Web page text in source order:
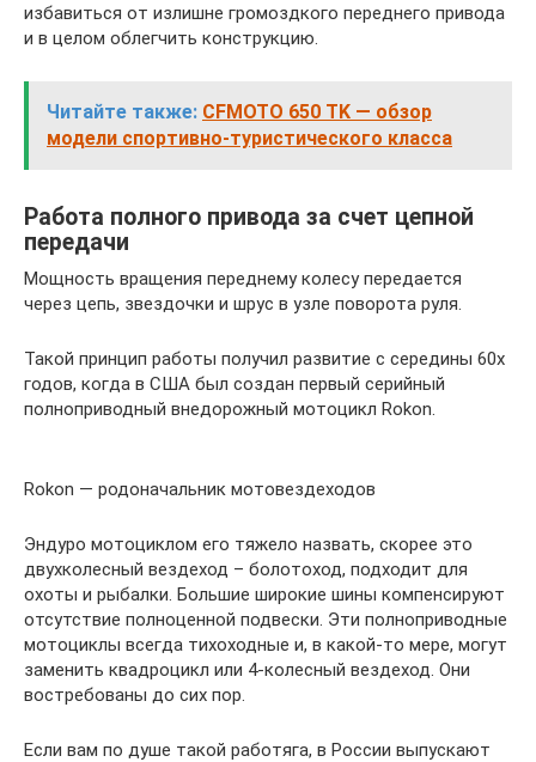
избавиться от излишне громоздкого переднего привода
и в целом облегчить конструкцию.
Читайте также: СFMOTO 650 TK — обзор
модели спортивно-туристического класса
Работа полного привода за счет цепной
передачи
Мощность вращения переднему колесу передается
через цепь, звездочки и шрус в узле поворота руля.
Такой принцип работы получил развитие с середины 60х
годов, когда в США был создан первый серийный
полноприводный внедорожный мотоцикл Rokon.
Rokon — родоначальник мотовездеходов
Эндуро мотоциклом его тяжело назвать, скорее это
двухколесный вездеход – болотоход, подходит для
охоты и рыбалки. Большие широкие шины компенсируют
отсутствие полноценной подвески. Эти полноприводные
мотоциклы всегда тихоходные и, в какой-то мере, могут
заменить квадроцикл или 4-колесный вездеход. Они
востребованы до сих пор.
Если вам по душе такой работяга, в России выпускают